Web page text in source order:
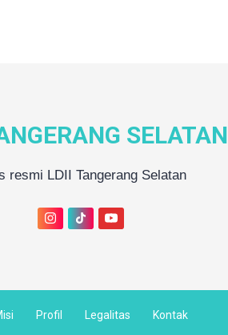
SELATAN
resmi LDII Tangerang Selatan
Profil Legalitas Kontak